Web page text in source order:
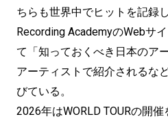
ちらも世界中でヒットを記録
Recording AcademyのWebサイ
て「知っておくべき日本のア
アーティストで紹介されるな
びている。
2026年はWORLD TOURの開